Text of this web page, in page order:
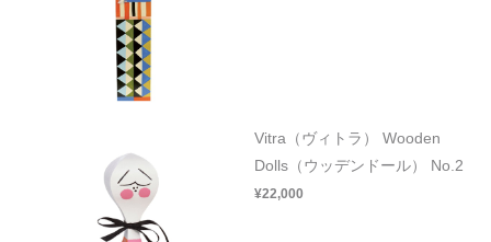
Vitra（ヴィトラ） Wooden
Dolls（ウッデンドール） No.2
¥22,000